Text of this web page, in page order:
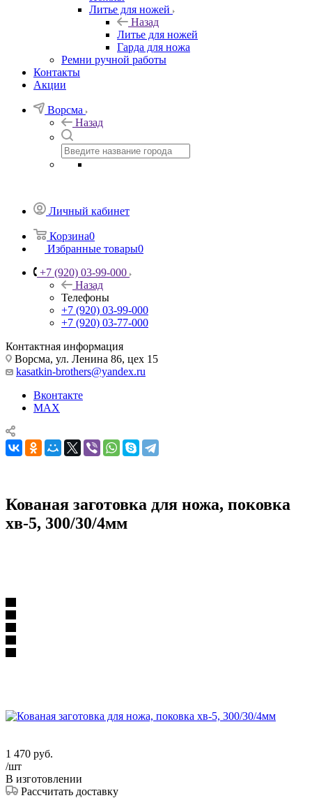
Литье для ножей
Назад
Литье для ножей
Гарда для ножа
Ремни ручной работы
Контакты
Акции
Ворсма
Назад
Личный кабинет
Корзина0
Избранные товары0
+7 (920) 03-99-000
Назад
Телефоны
+7 (920) 03-99-000
+7 (920) 03-77-000
Контактная информация
Ворсма, ул. Ленина 86, цех 15
kasatkin-brothers@yandex.ru
Вконтакте
MAX
Кованая заготовка для ножа, поковка
хв-5, 300/30/4мм
1 470 руб.
/шт
В изготовлении
Рассчитать доставку